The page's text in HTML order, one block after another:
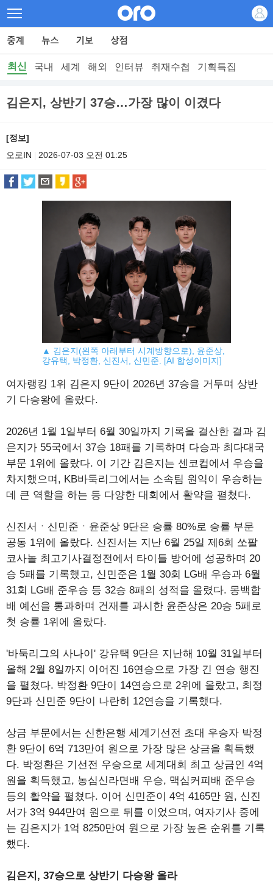
최신 국내 세계 해외 인터뷰 취재수첩 기획특집
김은지, 상반기 37승…가장 많이 이겼다
[정보]
오로IN
2026-07-03 오전 01:25
▲ 김은지(왼쪽 아래부터 시계방향으로), 윤준상,
강유택, 박정환, 신진서, 신민준. [AI 합성이미지]
여자랭킹 1위 김은지 9단이 2026년 37승을 거두며 상반
기 다승왕에 올랐다.
2026년 1월 1일부터 6월 30일까지 기록을 결산한 결과 김
은지가 55국에서 37승 18패를 기록하며 다승과 최다대국
부문 1위에 올랐다. 이 기간 김은지는 센코컵에서 우승을
차지했으며, KB바둑리그에서는 소속팀 원익이 우승하는
데 큰 역할을 하는 등 다양한 대회에서 활약을 펼쳤다.
신진서ㆍ신민준ㆍ윤준상 9단은 승률 80%로 승률 부문
공동 1위에 올랐다. 신진서는 지난 6월 25일 제6회 쏘팔
코사놀 최고기사결정전에서 타이틀 방어에 성공하며 20
승 5패를 기록했고, 신민준은 1월 30회 LG배 우승과 6월
31회 LG배 준우승 등 32승 8패의 성적을 올렸다. 몽백합
배 예선을 통과하며 건재를 과시한 윤준상은 20승 5패로
첫 승률 1위에 올랐다.
'바둑리그의 사나이' 강유택 9단은 지난해 10월 31일부터
올해 2월 8일까지 이어진 16연승으로 가장 긴 연승 행진
을 펼쳤다. 박정환 9단이 14연승으로 2위에 올랐고, 최정
9단과 신민준 9단이 나란히 12연승을 기록했다.
상금 부문에서는 신한은행 세계기선전 초대 우승자 박정
환 9단이 6억 713만여 원으로 가장 많은 상금을 획득했
다. 박정환은 기선전 우승으로 세계대회 최고 상금인 4억
원을 획득했고, 농심신라면배 우승, 맥심커피배 준우승
등의 활약을 펼쳤다. 이어 신민준이 4억 4165만 원, 신진
서가 3억 944만여 원으로 뒤를 이었으며, 여자기사 중에
는 김은지가 1억 8250만여 원으로 가장 높은 순위를 기록
했다.
김은지, 37승으로 상반기 다승왕 올라